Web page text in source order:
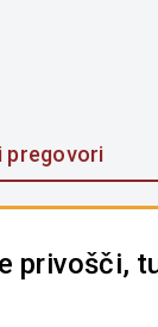
pregovori
privošči,